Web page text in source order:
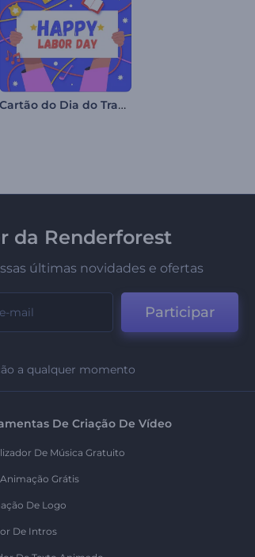
Cartão do Dia do Trabalho
da Renderforest
últimas novidades e ofertas
Participar
a qualquer momento
De Criação De Vídeo
De Música Gratuito
Grátis
De Logo
De Intros